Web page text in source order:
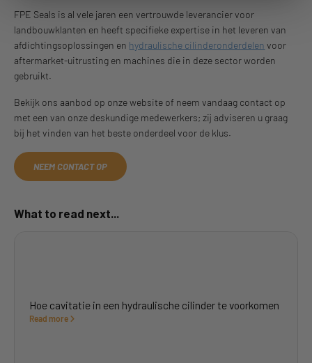
FPE Seals is al vele jaren een vertrouwde leverancier voor
landbouwklanten en heeft specifieke expertise in het leveren van
afdichtingsoplossingen en hydraulische cilinderonderdelen voor
aftermarket-uitrusting en machines die in deze sector worden
gebruikt.
Bekijk ons aanbod op onze website of neem vandaag contact op
met een van onze deskundige medewerkers; zij adviseren u graag
bij het vinden van het beste onderdeel voor de klus.
NEEM CONTACT OP
What to read next...
Hoe cavitatie in een hydraulische cilinder te voorkomen
Read more